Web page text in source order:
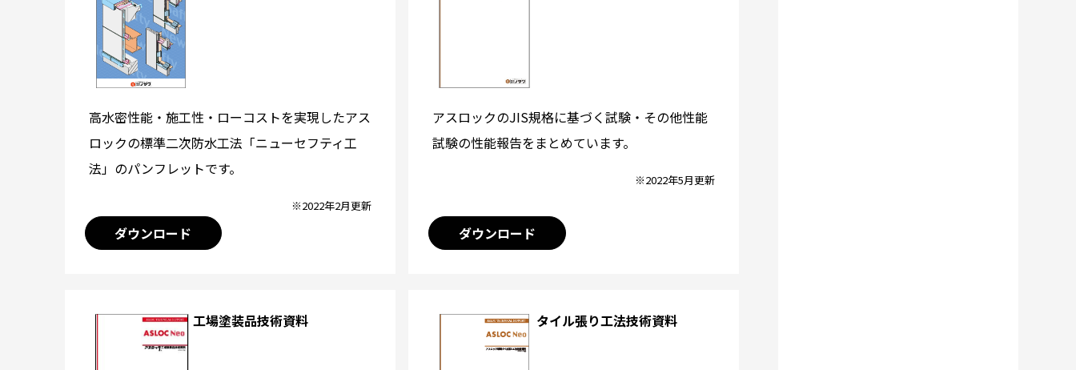
高水密性能・施工性・ローコストを実現したアス
ロックの標準二次防水工法「ニューセフティ工
法」のパンフレットです。
※2022年2月更新
ダウンロード
アスロックのJIS規格に基づく試験・その他性能
試験の性能報告をまとめています。
※2022年5月更新
ダウンロード
工場塗装品技術資料 タイル張り工法技術資料